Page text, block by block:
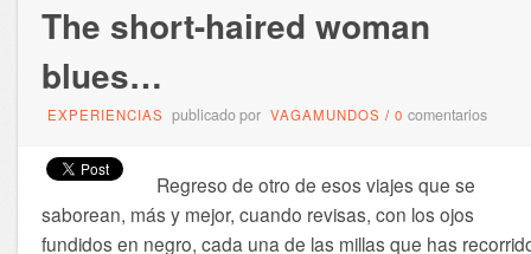
The short-haired woman
blues…
EXPERIENCIAS publicado por VAGAMUNDOS / 0 comentarios
Regreso de otro de esos viajes que se
saborean, más y mejor, cuando revisas, con los ojos
fundidos en negro, cada una de las millas que has